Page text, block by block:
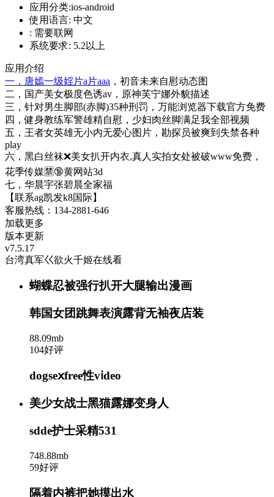
应用分类:ios-android
使用语言: 中文
: 需要联网
系统要求: 5.2以上
应用介绍
一，唐嫣一级婬片a片aaa ，初音未来自慰动态图
二，国产美女极度色诱av，原神芙宁娜外貌描述
三，针对男生脚部(赤脚)35种刑罚，万能浏览器下载官方免费
四，健身教练军警雄精自慰，少妇肉丝脚满足我全部视频
五，王者女英雄无小内无爱心图片，勘探员被爽到失禁各种
play
六，黑白丝袜❌美女扒开内衣,真人实拍女处被破www免费，
花季传媒🈲️🔞黄网站3d
七，华晨宇张碧晨全家福
【联系ag凯发k8国际】
客服热线：134-2881-646
加载更多
版本更新
v7.5.17
台湾真军巜欲火千姬在线看
蝴蝶忍被强行扒开大腿输出漫画
韩国女团跳舞表演露背无袖夜店装
88.09mb
104好评
dogseⅹfree性vⅰdeo
美少女战士黑猫露娜变身人
sdde护士采精531
748.88mb
59好评
隔着内裤把她摸出水